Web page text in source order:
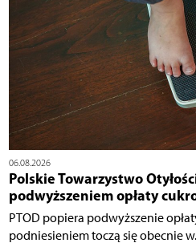
06.08.2026
Polskie Towarzystwo
podwyższeniem opłaty
PTOD popiera podwyższenie
podniesieniem toczą się obecnie